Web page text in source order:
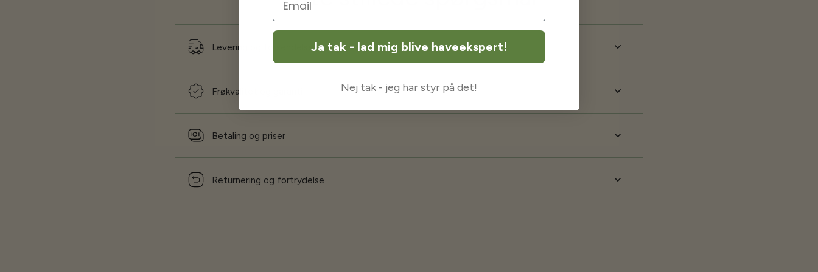
Levering og forsendelse
Frøkvalitet og garanti
Betaling og priser
Returnering og fortrydelse
Ja tak - lad mig blive haveekspert!
Nej tak - jeg har styr på det!